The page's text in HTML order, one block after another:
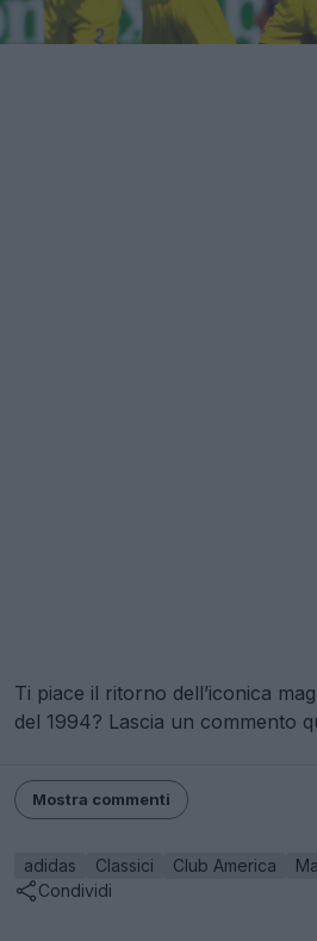
Ti piace il ritorno dell’iconica
del 1994? Lascia un commento
Mostra commenti
adidas Classici Club America
Condividi